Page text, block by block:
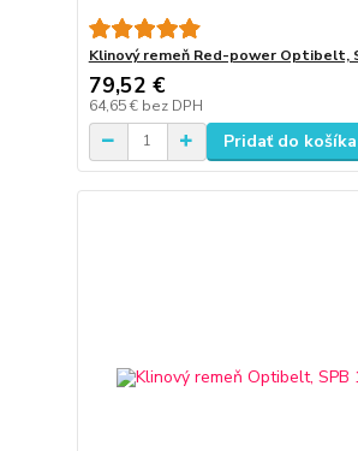
Klinový remeň Red-power Optibelt,
79,52 €
64,65 € bez DPH
Pridať do košíka